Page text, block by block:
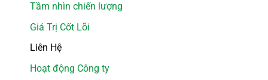
Tầm nhìn chiến lượng
Giá Trị Cốt Lõi
Liên Hệ
Hoạt động Công ty